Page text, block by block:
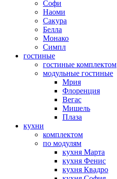
Софи
Наоми
Сакура
Белла
Монако
Симпл
гостиные
гостиные комплектом
модульные гостиные
Мрия
Флоренция
Вегас
Мишель
Плаза
кухни
комплектом
по модулям
кухня Марта
кухня Фенис
кухня Квадро